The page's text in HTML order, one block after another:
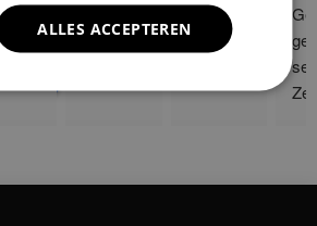
gle
ge
ALLES ACCEPTEREN